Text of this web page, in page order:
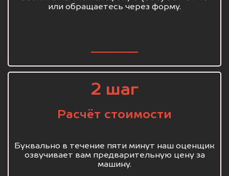
или обращаетесь через форму.
2 шаг
Расчёт стоимости
Буквально в течение пяти минут наш оценщик
озвучивает вам предварительную цену за
машину.